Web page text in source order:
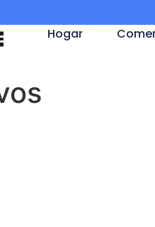
Hogar